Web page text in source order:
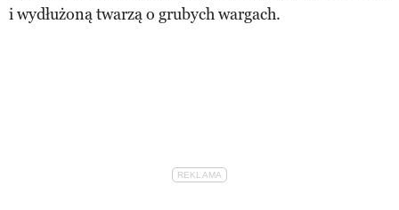
i wydłużoną twarzą o grubych wargach.